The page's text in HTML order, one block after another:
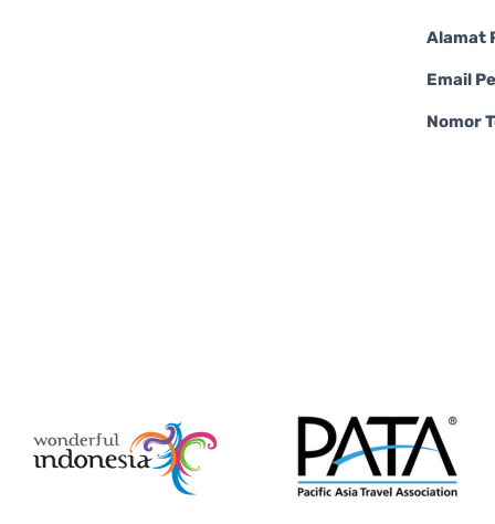
Alamat
Email
Nomor